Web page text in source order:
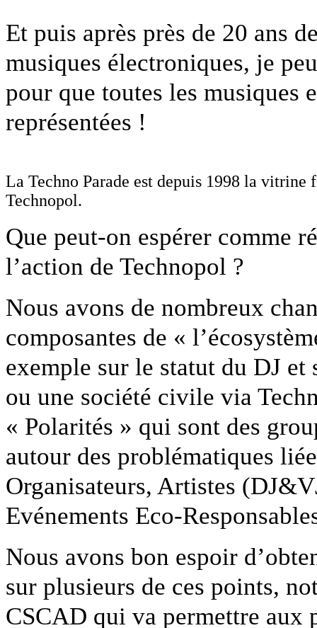
Et puis après près de 20 ans
musiques électroniques, je
pour que toutes les musiques
représentées !
La Techno Parade est depuis 1998 la vitrine
Technopol.
Que peut-on espérer comme
l’action de Technopol ?
Nous avons de nombreux
composantes de «
exemple sur le statut du DJ
ou une société civile via
« Polarités » qui sont des
autour des problématiques
Organisateurs, Artistes
Evénements Eco-
Nous avons bon espoir
sur plusieurs de ces points,
CSCAD qui va permettre aux